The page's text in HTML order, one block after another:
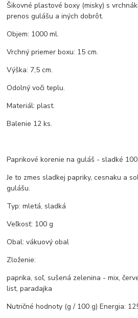
Šikovné plastové boxy (misky) s
prenos gulášu a iných dobrôt.
Objem: 1000 ml.
Vrchný priemer boxu: 15 cm.
Výška: 7,5 cm.
Odolný voči teplu.
Materiál: plast.
Balenie 12 ks.
Paprikové korenie na guláš - sladké
Je to zmes sladkej papriky, cesnaku a
gulášu.
Typ: mletá, sladká
Veľkosť: 100 g
Obal: vákuový obal
Zloženie:
paprika, soľ, sušená zelenina - mix,
list, paradajka
Nutričné hodnoty (g / 100 g) Energia: